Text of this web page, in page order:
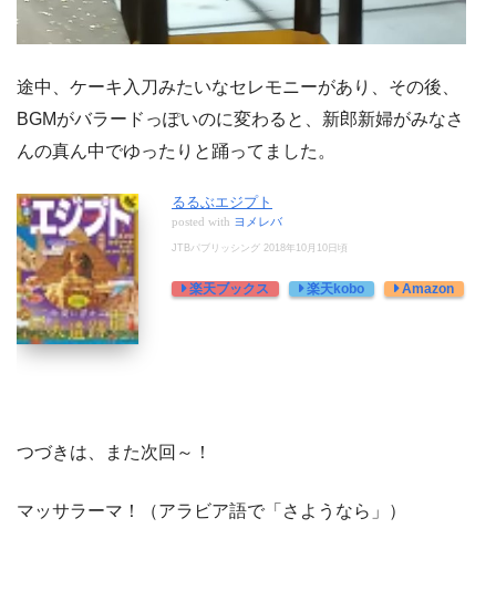
途中、ケーキ入刀みたいなセレモニーがあり、その後、
BGMがバラードっぽいのに変わると、新郎新婦がみなさ
んの真ん中でゆったりと踊ってました。
るるぶエジプト
posted with ヨメレバ
JTBパブリッシング 2018年10月10日頃
楽天ブックス 楽天kobo Amazon
つづきは、また次回～！
マッサラーマ！（アラビア語で「さようなら」）